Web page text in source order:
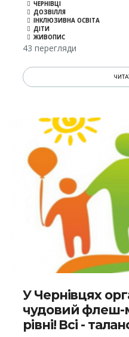
ЧЕРНІВЦІ
ДОЗВІЛЛЯ
ІНКЛЮЗИВНА ОСВІТА
ДІТИ
ЖИВОПИС
43 перегляди
У Чернівцях
чудовий флеш-
рівні! Всі -